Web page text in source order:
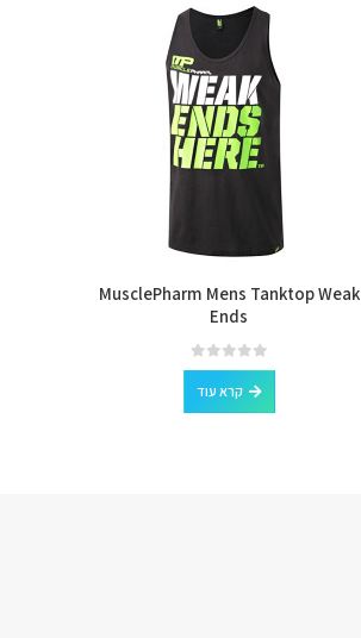
MusclePharm Mens Tanktop Weak
Ends
0
out of 5
קרא עוד